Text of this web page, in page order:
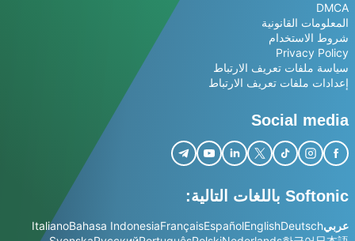
DMCA
المعلومات القانونية
شروط الاستخدام
Privacy Policy
سياسة ملفات تعريف الارتباط
إعدادات ملفات تعريف الارتباط
Social media
Softonic باللغات التالية:
عربيDeutsch
English
Español
Français
Bahasa Indonesia
Italiano